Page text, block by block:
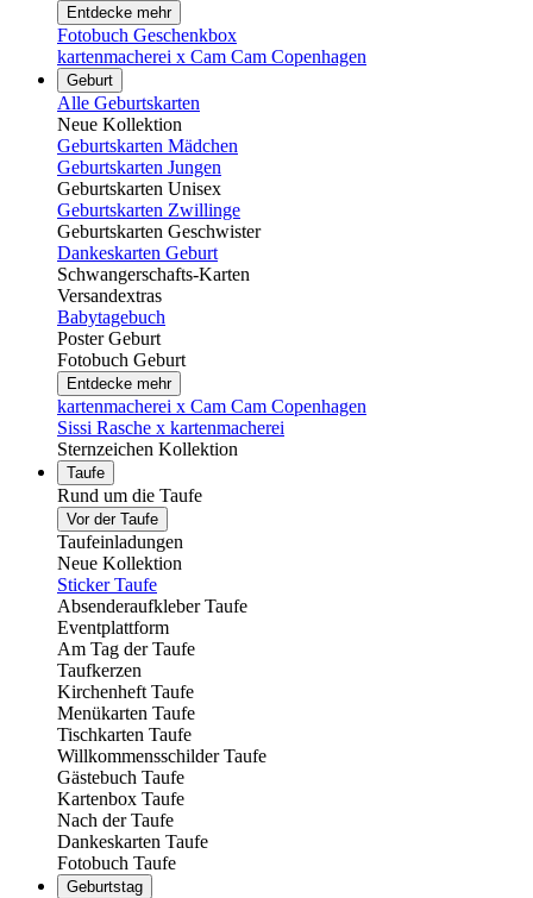
Entdecke mehr
Fotobuch Geschenkbox
kartenmacherei x Cam Cam Copenhagen
Geburt
Alle Geburtskarten
Neue Kollektion
Geburtskarten Mädchen
Geburtskarten Jungen
Geburtskarten Unisex
Geburtskarten Zwillinge
Geburtskarten Geschwister
Dankeskarten Geburt
Schwangerschafts-Karten
Versandextras
Babytagebuch
Poster Geburt
Fotobuch Geburt
Entdecke mehr
kartenmacherei x Cam Cam Copenhagen
Sissi Rasche x kartenmacherei
Sternzeichen Kollektion
Taufe
Rund um die Taufe
Vor der Taufe
Taufeinladungen
Neue Kollektion
Sticker Taufe
Absenderaufkleber Taufe
Eventplattform
Am Tag der Taufe
Taufkerzen
Kirchenheft Taufe
Menükarten Taufe
Tischkarten Taufe
Willkommensschilder Taufe
Gästebuch Taufe
Kartenbox Taufe
Nach der Taufe
Dankeskarten Taufe
Fotobuch Taufe
Geburtstag